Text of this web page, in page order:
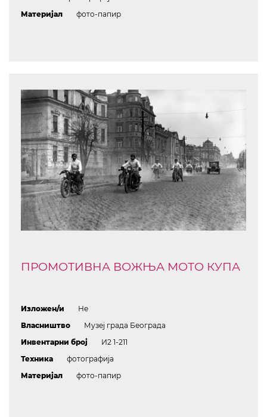
Материјал
фото-папир
ПРОМОТИВНА ВОЖЊА МОТО КУПА
Изложен/и
Не
Власништво
Музеј града Београда
Инвентарни број
И2 1-211
Техника
фотографија
Материјал
фото-папир